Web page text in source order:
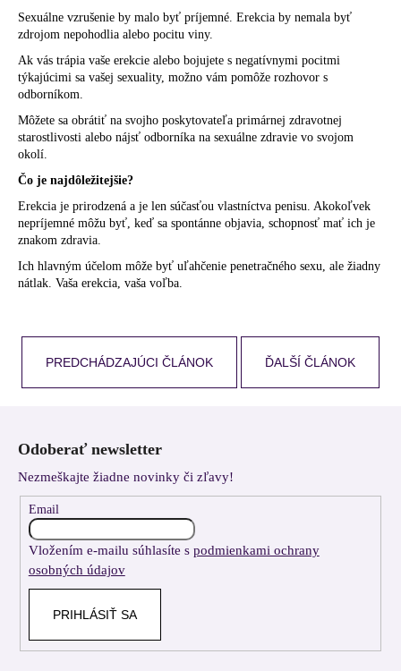
Sexuálne vzrušenie by malo byť príjemné. Erekcia by nemala byť
zdrojom nepohodlia alebo pocitu viny.
Ak vás trápia vaše erekcie alebo bojujete s negatívnymi pocitmi
týkajúcimi sa vašej sexuality, možno vám pomôže rozhovor s
odborníkom.
Môžete sa obrátiť na svojho poskytovateľa primárnej zdravotnej
starostlivosti alebo nájsť odborníka na sexuálne zdravie vo svojom
okolí.
Čo je najdôležitejšie?
Erekcia je prirodzená a je len súčasťou vlastníctva penisu. Akokoľvek
nepríjemné môžu byť, keď sa spontánne objavia, schopnosť mať ich je
znakom zdravia.
Ich hlavným účelom môže byť uľahčenie penetračného sexu, ale žiadny
nátlak. Vaša erekcia, vaša voľba.
PREDCHÁDZAJÚCI ČLÁNOK ĎALŠÍ ČLÁNOK
Odoberať newsletter
Nezmeškajte žiadne novinky či zľavy!
Email
Vložením e-mailu súhlasíte s podmienkami ochrany
osobných údajov
PRIHLÁSIŤ SA